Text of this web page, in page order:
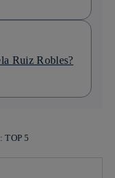
Ruiz Robles?
TOP 5